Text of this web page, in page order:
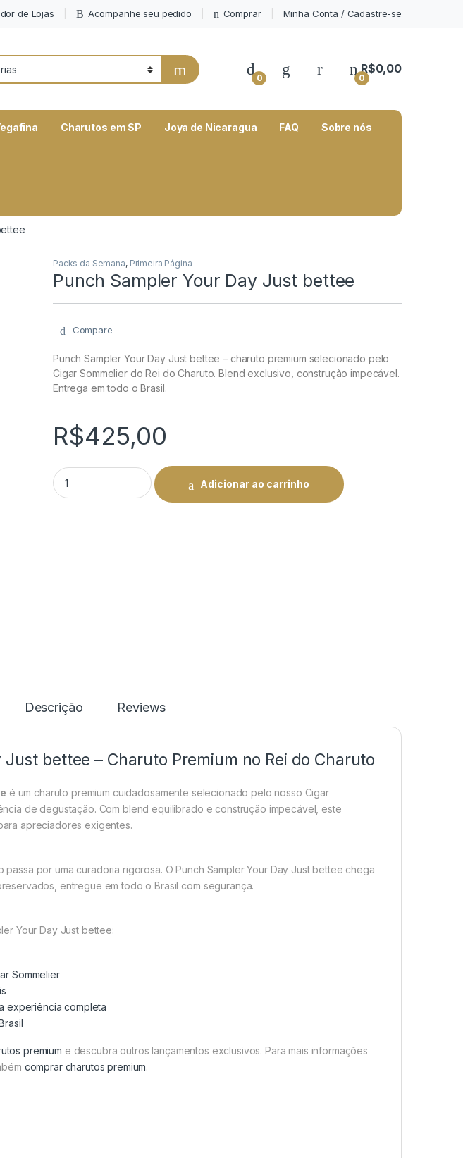
de Lojas Acompanhe seu pedido Comprar Minha Conta / Cadastre-se
0
My Account
0
R$0,00
Charutos em SP Joya de Nicaragua FAQ Sobre nós
Packs da Semana, Primeira Página
Punch Sampler Your Day Just bettee
Compare
Punch Sampler Your Day Just bettee – charuto premium selecionado pelo
Cigar Sommelier do Rei do Charuto. Blend exclusivo, construção impecável.
Entrega em todo o Brasil.
R$425,00
Punch Sampler Your Day Just bettee quantity
Adicionar ao carrinho
Descrição Reviews
bettee – Charuto Premium no Rei do Charuto
é um charuto premium cuidadosamente selecionado pelo nosso Cigar
de degustação. Com blend equilibrado e construção impecável, este
apreciadores exigentes.
passa por uma curadoria rigorosa. O Punch Sampler Your Day Just bettee chega
entregue em todo o Brasil com segurança.
Your Day Just bettee:
Sommelier
experiência completa
premium e descubra outros lançamentos exclusivos. Para mais informações
comprar charutos premium.